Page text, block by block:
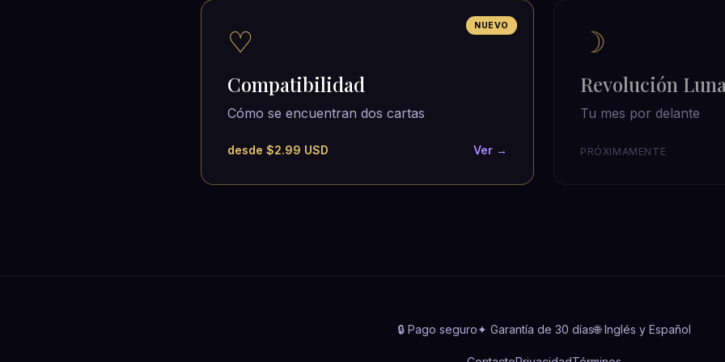
NUEVO
♡
Compatibilidad
Cómo se encuentran dos cartas
desde $2.99 USD Ver →
☽
Revolución
Tu mes por delante
PRÓXIMAMENTE
🔒 Pago seguro✦ Garantía de 30 días🌐 Inglés y Español